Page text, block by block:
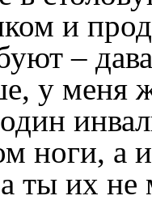
и
–
у
ноги, а
ты их не